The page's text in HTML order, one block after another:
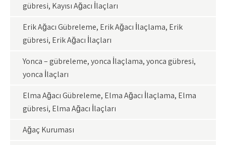
gübresi, Kayısı Ağacı İlaçları
Erik Ağacı Gübreleme, Erik Ağacı İlaçlama, Erik
gübresi, Erik Ağacı İlaçları
Yonca – gübreleme, yonca İlaçlama, yonca gübresi,
yonca İlaçları
Elma Ağacı Gübreleme, Elma Ağacı İlaçlama, Elma
gübresi, Elma Ağacı İlaçları
Ağaç Kuruması